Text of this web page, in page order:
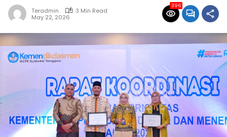
Teradmin
3 Min Read
May 22, 2026
396